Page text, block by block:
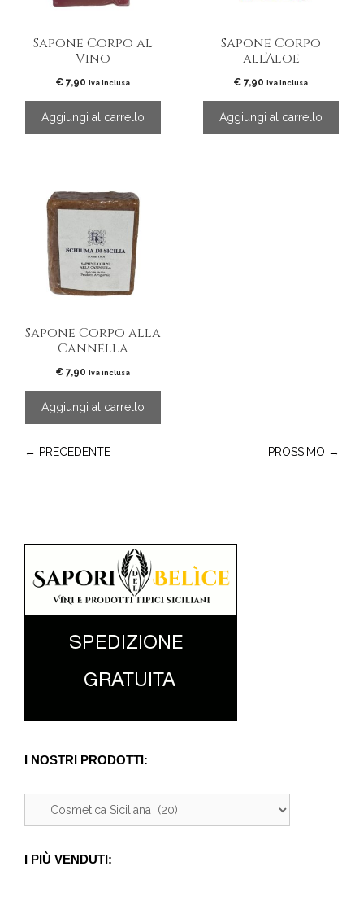
Sapone Corpo al
Vino
€ 7,90 Iva inclusa
Aggiungi al carrello
Sapone Corpo
all’Aloe
€ 7,90 Iva inclusa
Aggiungi al carrello
Sapone Corpo alla
Cannella
€ 7,90 Iva inclusa
Aggiungi al carrello
← PRECEDENTE PROSSIMO →
I NOSTRI PRODOTTI:
I PIÙ VENDUTI: